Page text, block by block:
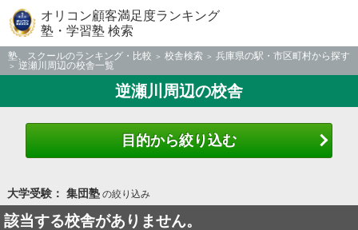
オリコン顧客満足度ランキング
塾・学習塾 検索
塾、スクールのランキング・比較 校舎検索
兵庫県の駅・市区町村から探す
逆瀬川周辺の校舎一覧
逆瀬川周辺の校舎
目的から絞り込む
大学受験： 集団塾の絞り込み
該当する校舎がありません。